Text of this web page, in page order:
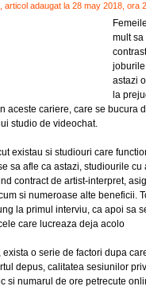
articol adaugat la 28 may 2018, ora
mult sa
astazi
la
aceste cariere, care se bucura
studio de videochat.
existau si studiouri care
sa afle ca astazi, studiourile
contract de artist-interpret,
si numeroase alte beneficii.
la primul interviu, ca apoi sa
care lucreaza deja acolo
exista o serie de factori dupa
depus, calitatea sesiunilor
si numarul de ore petrecute